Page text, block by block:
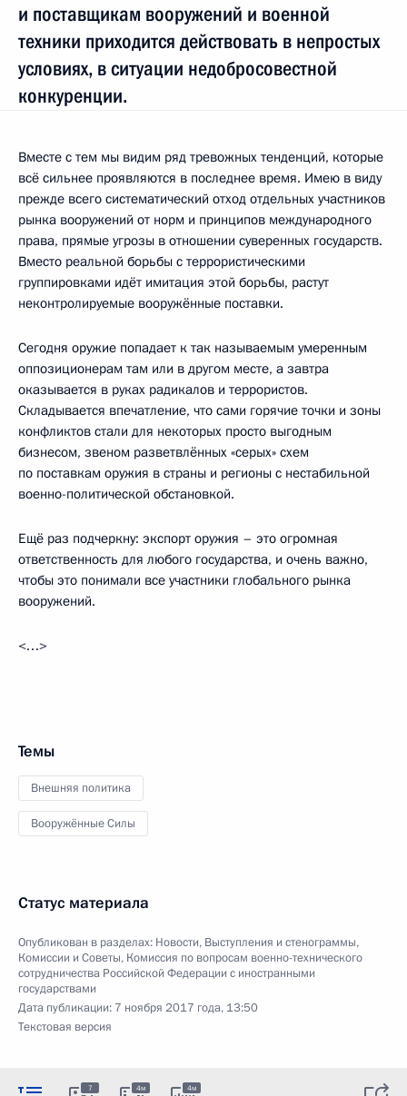
и поставщикам вооружений и военной
техники приходится действовать в непростых
условиях, в ситуации недобросовестной
конкуренции.
Вместе с тем мы видим ряд тревожных тенденций, которые
всё сильнее проявляются в последнее время. Имею в виду
прежде всего систематический отход отдельных участников
рынка вооружений от норм и принципов международного
права, прямые угрозы в отношении суверенных государств.
Вместо реальной борьбы с террористическими
группировками идёт имитация этой борьбы, растут
неконтролируемые вооружённые поставки.
Сегодня оружие попадает к так называемым умеренным
оппозиционерам там или в другом месте, а завтра
оказывается в руках радикалов и террористов.
Складывается впечатление, что сами горячие точки и зоны
конфликтов стали для некоторых просто выгодным
бизнесом, звеном разветвлённых «серых» схем
по поставкам оружия в страны и регионы с нестабильной
военно-политической обстановкой.
Ещё раз подчеркну: экспорт оружия – это огромная
ответственность для любого государства, и очень важно,
чтобы это понимали все участники глобального рынка
вооружений.
<…>
Темы
Внешняя политика
Вооружённые Силы
Статус материала
Опубликован в разделах: Новости, Выступления и стенограммы,
Комиссии и Советы, Комиссия по вопросам военно-технического
сотрудничества Российской Федерации с иностранными
государствами
Дата публикации: 7 ноября 2017 года, 13:50
Текстовая версия
7 4м 4м